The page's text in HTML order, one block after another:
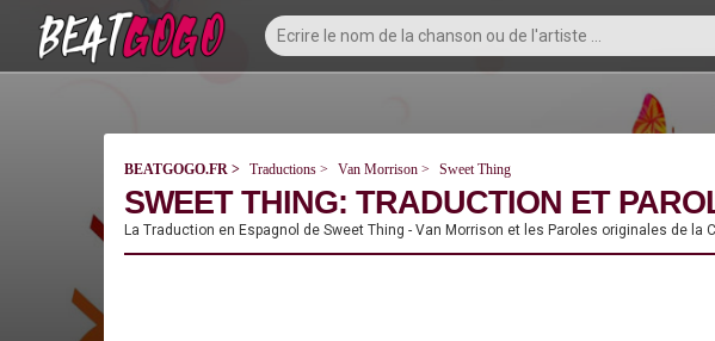
BEATGOGO.FR Traductions Van Morrison Sweet Thing
SWEET THING: TRADUCTION ET
La Traduction en Espagnol de Sweet Thing - Van Morrison et les Paroles originales de la